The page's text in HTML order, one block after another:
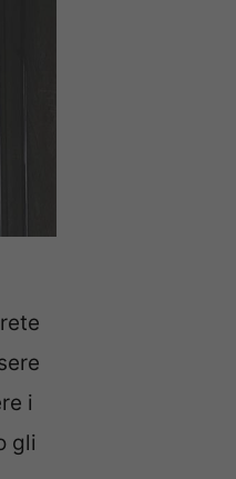
i
gli